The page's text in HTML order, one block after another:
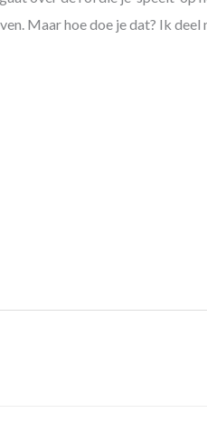
Maar hoe doe je dat? Ik